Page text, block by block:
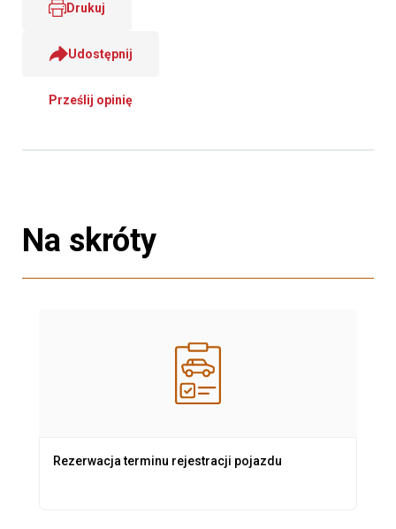
Drukuj
Udostępnij
Prześlij opinię
Na skróty
Rezerwacja terminu rejestracji pojazdu